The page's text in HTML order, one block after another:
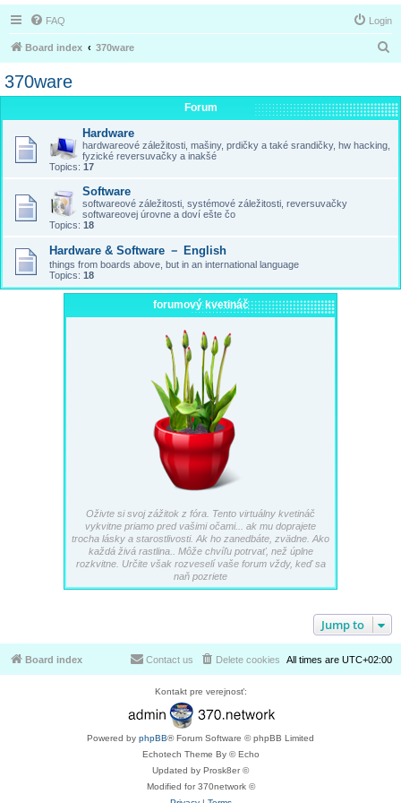
FAQ Login
Board index 370ware
r
370ware
Forum
Hardware
hardwareové záležitosti, mašiny, prdičky a také srandičky, hw hacking,
fyzické reversuvačky a inakšé
Topics: 17
Software
softwareové záležitosti, systémové záležitosti, reversuvačky
softwareovej úrovne a doví ešte čo
Topics: 18
Hardware & Software － English
things from boards above, but in an international language
Topics: 18
forumový kvetináč
Oživte si svoj zážitok z fóra. Tento virtuálny kvetináč
vykvitne priamo pred vašimi očami... ak mu doprajete
trocha lásky a starostlivosti. Ak ho zanedbáte, zvädne. Ako
každá živá rastlina.. Môže chvíľu potrvať, než úplne
rozkvitne. Určite však rozveselí vaše forum vždy, keď sa
naň pozriete
Jump to
Board index All times are UTC+02:00
Delete cookies
Contact us
Kontakt pre verejnosť:
Powered by phpBB® Forum Software © phpBB Limited
Echotech Theme By © Echo
Updated by Prosk8er ©
Modified for 370network ©